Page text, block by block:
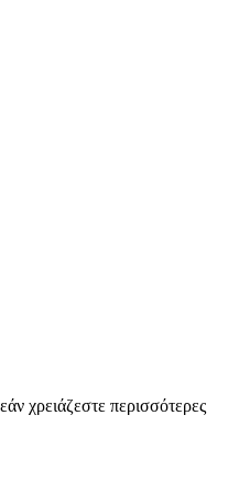
χρειάζεστε περισσότερες